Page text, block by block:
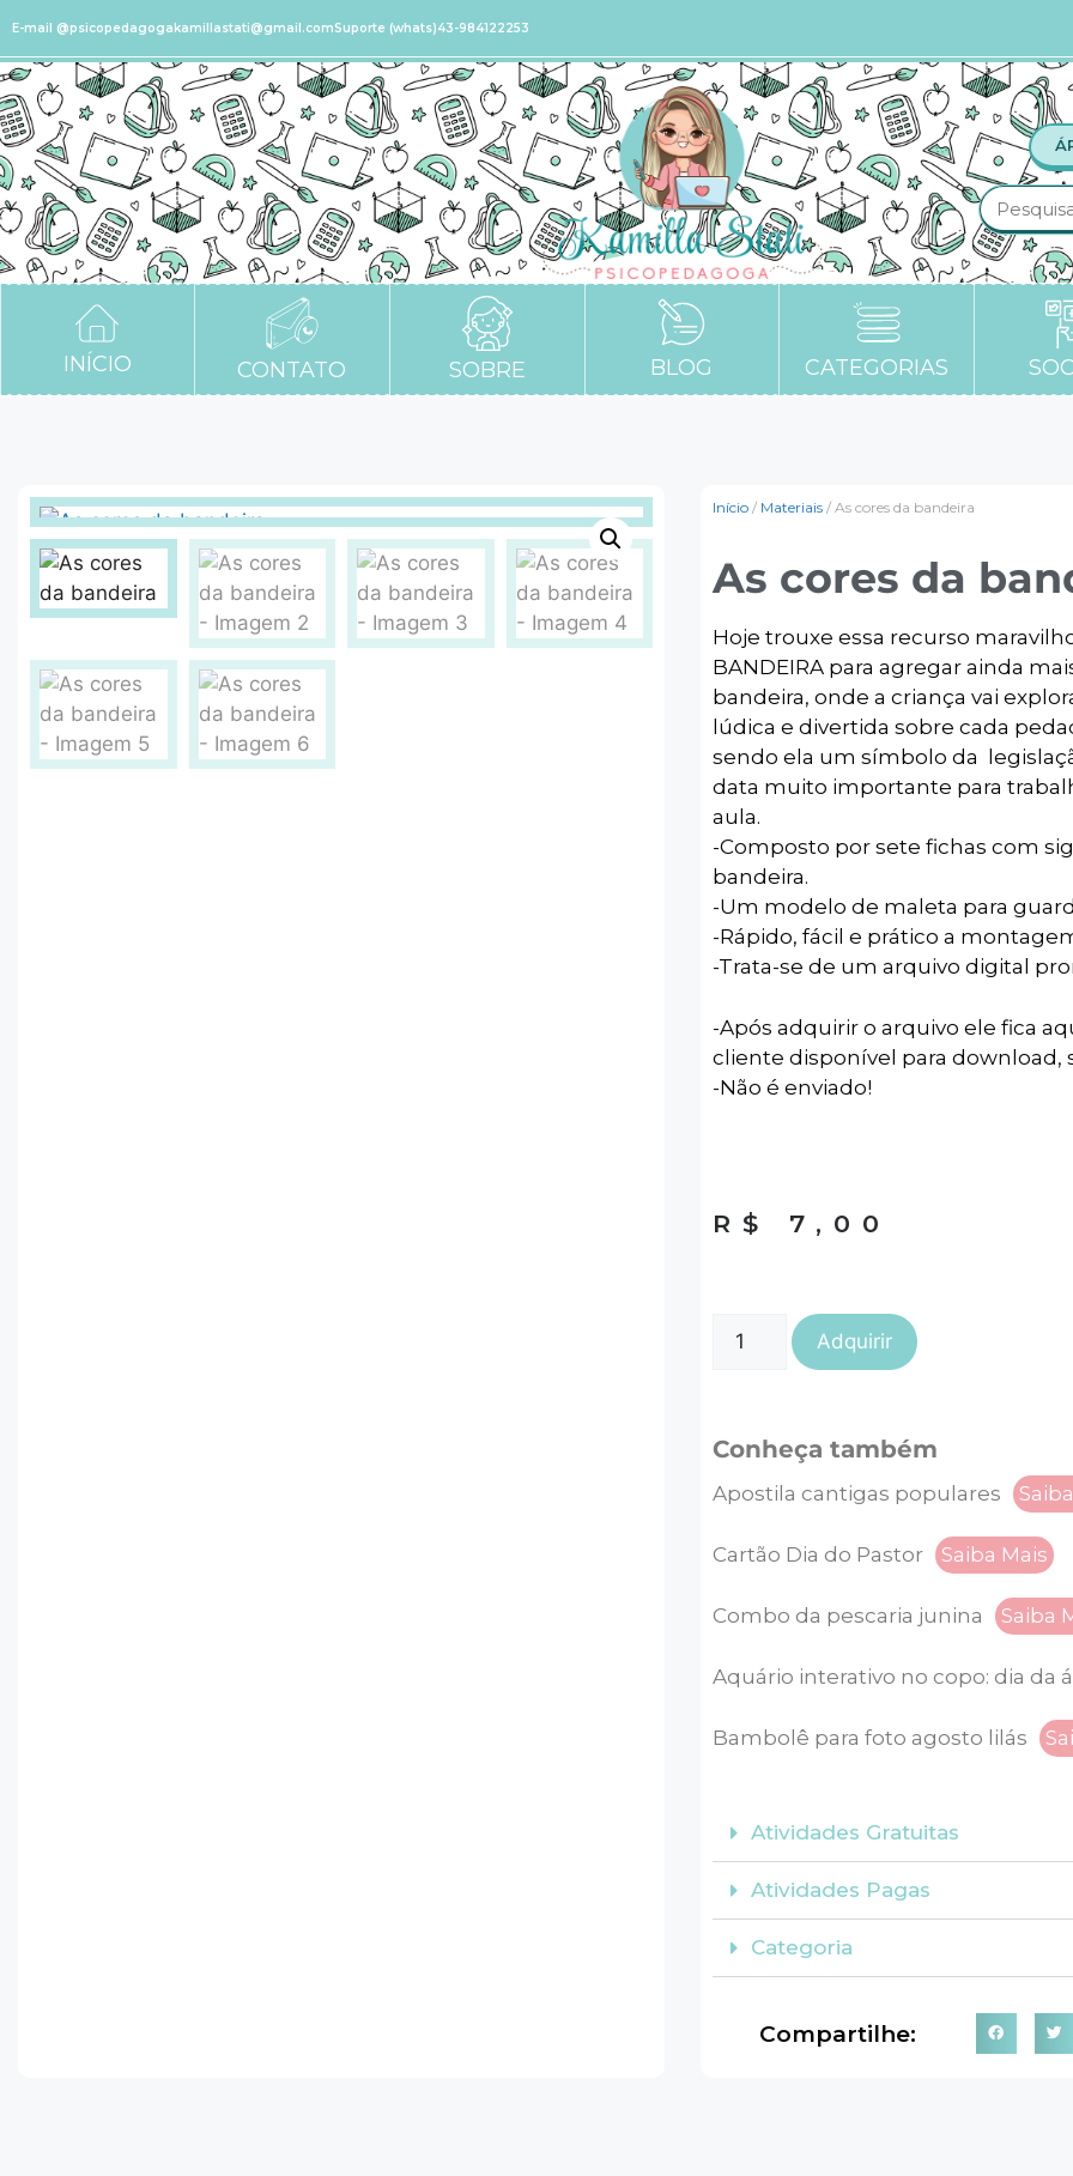
E-mail @psicopedagogakamillastati@gmail.comSuporte (whats)43-984122253
INÍCIO CONTATO SOBRE BLOG CATEGORIAS
Início / Materiais / As cores da bandeira
As cores da
Hoje trouxe essa recurso
BANDEIRA para agregar ainda
bandeira, onde a criança vai
lúdica e divertida sobre cada
sendo ela um símbolo da
data muito importante para
aula.
-Composto por sete fichas com
bandeira.
-Um modelo de maleta para
-Rápido, fácil e prático a
-Trata-se de um arquivo digital
-Após adquirir o arquivo ele fica
cliente disponível para download,
-Não é enviado!
R$ 7,00
Adquirir
Conheça também
Apostila cantigas populares
Cartão Dia do Pastor Saiba Mais
Combo da pescaria junina Saiba
Aquário interativo no copo: dia da
Bambolê para foto agosto lilás
Atividades Gratuitas
Atividades Pagas
Categoria
Compartilhe: